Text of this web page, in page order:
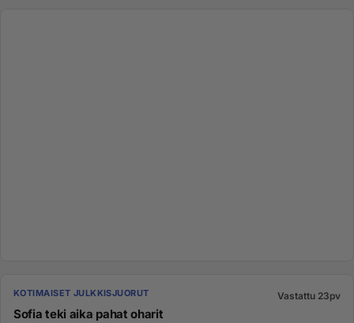
KOTIMAISET JULKKISJUORUT Vastattu 23pv
Sofia teki aika pahat oharit